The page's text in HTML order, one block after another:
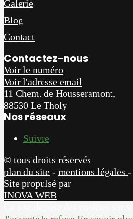
Galerie
Blog
Contact
Contactez-nous
Voir le numéro
Voir l'adresse email
11 Chem. de Housseramont,
88530 Le Tholy
Nos réseaux
Suivre
© tous droits réservés
plan du site - mentions légales -
Site propulsé par
INOVA WEB